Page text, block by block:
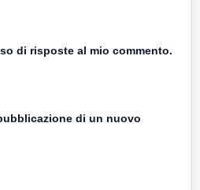
di risposte al mio commento.
di un nuovo